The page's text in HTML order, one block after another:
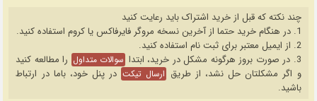
چند نکته که قبل از خرید اشتراک باید رعایت کنید
1. در هنگام خرید حتما از آخرین نسخه مروگر فایرفاکس یا کروم استفاده کنید.
2. از ایمیل معتبر برای ثبت نام استفاده کنید.
3. در صورت بروز هرگونه مشکل در خرید، ابتدا
سوالات متداول را مطالعه کنید
و اگر مشکلتان حل نشد، از طریق ارسال تیکت در پنل خود، باما در ارتباط
باشید.